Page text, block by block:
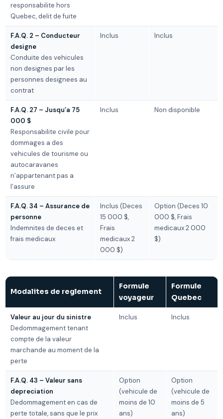
responsabilite hors
Quebec, delit de fuite
F.A.Q. 2 – Conducteur
designe
Conduite des vehicules
non designes par les
personnes designees au
contrat
Inclus Inclus
F.A.Q. 27 – Jusqu’a 75
000 $
Responsabilite civile pour
dommages a des
vehicules de tourisme ou
autocaravanes
n’appartenant pas a
l’assure
Inclus Non disponible
F.A.Q. 34 – Assurance de
personne
Indemnites de deces et
frais medicaux
Inclus (Deces
15 000 $,
Frais
medicaux 2
000 $)
Option (Deces 10
000 $, Frais
medicaux 2 000
$)
Modalites de reglement
Formule
voyageur
Formule
Quebec
Valeur au jour du sinistre
Dedommagement tenant
compte de la valeur
marchande au moment de la
perte
Inclus Inclus
F.A.Q. 43 – Valeur sans
depreciation
Dedommagement en cas de
perte totale, sans que le prix
Option
(vehicule de
moins de 10
ans)
Option
(vehicule de
moins de 5
ans)